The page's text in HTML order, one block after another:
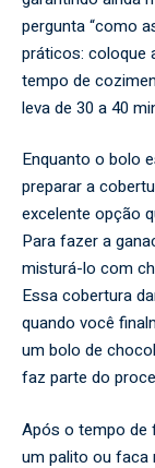
pergunta “como
práticos: coloque
tempo de
leva de 30 a 40
Enquanto o bolo
preparar a
excelente opção
Para fazer a
misturá-lo com
Essa cobertura
quando você
um bolo de
faz parte do
Após o tempo de
um palito ou faca